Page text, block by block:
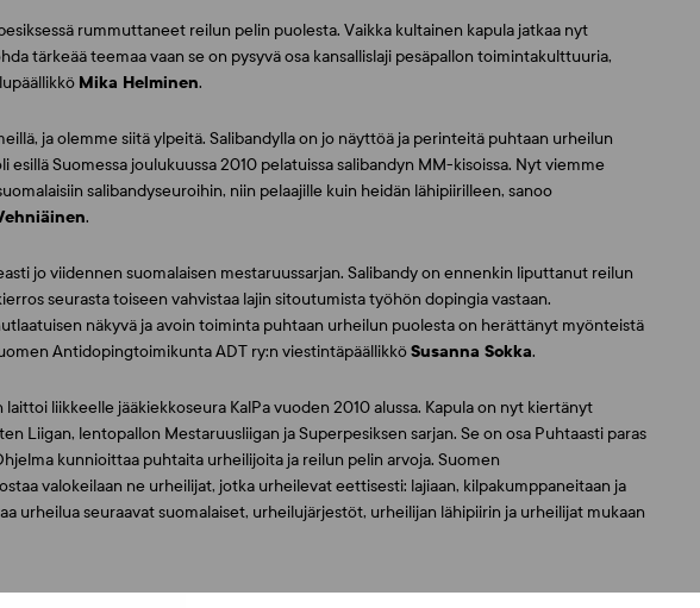
rummuttaneet reilun pelin puolesta. Vaikka kultainen kapula jatkaa nyt
tärkeää teemaa vaan se on pysyvä osa kansallislaji pesäpallon toimintakulttuuria,
Mika Helminen.
ja olemme siitä ylpeitä. Salibandylla on jo näyttöä ja perinteitä puhtaan urheilun
esillä Suomessa joulukuussa 2010 pelatuissa salibandyn MM-kisoissa. Nyt viemme
salibandyseuroihin, niin pelaajille kuin heidän lähipiirilleen, sanoo
.
jo viidennen suomalaisen mestaruussarjan. Salibandy on ennenkin liputtanut reilun
seurasta toiseen vahvistaa lajin sitoutumista työhön dopingia vastaan.
näkyvä ja avoin toiminta puhtaan urheilun puolesta on herättänyt myönteistä
Antidopingtoimikunta ADT ry:n viestintäpäällikköSusanna Sokka.
liikkeelle jääkiekkoseura KalPa vuoden 2010 alussa. Kapula on nyt kiertänyt
Liigan, lentopallon Mestaruusliigan ja Superpesiksen sarjan. Se on osa Puhtaasti paras
kunnioittaa puhtaita urheilijoita ja reilun pelin arvoja. Suomen
valokeilaan ne urheilijat, jotka urheilevat eettisesti: lajiaan, kilpakumppaneitaan ja
urheilua seuraavat suomalaiset, urheilujärjestöt, urheilijan lähipiirin ja urheilijat mukaan